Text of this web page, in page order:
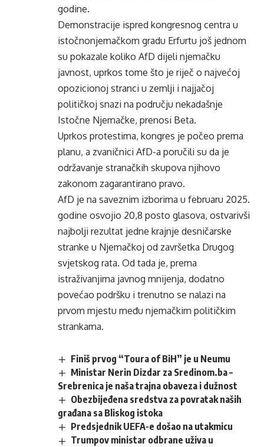
godine.
Demonstracije ispred kongresnog centra u
istočnonjemačkom gradu Erfurtu još jednom
su pokazale koliko AfD dijeli njemačku
javnost, uprkos tome što je riječ o najvećoj
opozicionoj stranci u zemlji i najjačoj
političkoj snazi na području nekadašnje
Istočne Njemačke, prenosi Beta.
Uprkos protestima, kongres je počeo prema
planu, a zvaničnici AfD-a poručili su da je
održavanje stranačkih skupova njihovo
zakonom zagarantirano pravo.
AfD je na saveznim izborima u februaru 2025.
godine osvojio 20,8 posto glasova, ostvarivši
najbolji rezultat jedne krajnje desničarske
stranke u Njemačkoj od završetka Drugog
svjetskog rata. Od tada je, prema
istraživanjima javnog mnijenja, dodatno
povećao podršku i trenutno se nalazi na
prvom mjestu među njemačkim političkim
strankama.
Finiš prvog “Toura of BiH” je u Neumu
Ministar Nerin Dizdar za Sredinom.ba –
Srebrenica je naša trajna obaveza i dužnost
Obezbijeđena sredstva za povratak naših
građana sa Bliskog istoka
Predsjednik UEFA-e došao na utakmicu
Trumpov ministar odbrane uživa u